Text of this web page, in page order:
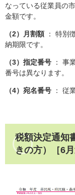
なっている従業員の
金額です。
（2）月割額 ： 特別
納期限です。
（3）指定番号 ： 事
番号は異なります。
（4）宛名番号 ： 従
税額決定通知
きの方）［6月